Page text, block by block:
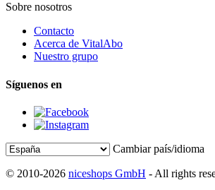
Sobre nosotros
Contacto
Acerca de VitalAbo
Nuestro grupo
Síguenos en
Cambiar país/idioma
© 2010-2026 niceshops GmbH - All rights